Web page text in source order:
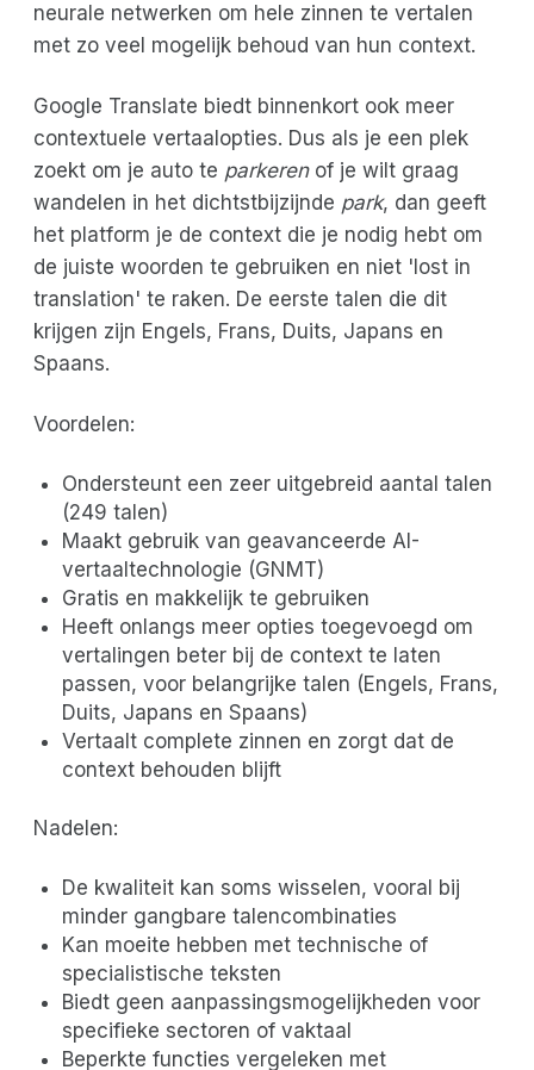
neurale netwerken om hele zinnen te vertalen
met zo veel mogelijk behoud van hun context.
Google Translate biedt binnenkort ook meer
contextuele vertaalopties. Dus als je een plek
zoekt om je auto te parkerenof je wilt graag
wandelen in het dichtstbijzijnde park, dan geeft
het platform je de context die je nodig hebt om
de juiste woorden te gebruiken en niet 'lost in
translation' te raken. De eerste talen die dit
krijgen zijn Engels, Frans, Duits, Japans en
Spaans.
Voordelen:
Ondersteunt een zeer uitgebreid aantal talen
(249 talen)
Maakt gebruik van geavanceerde AI-
vertaaltechnologie (GNMT)
Gratis en makkelijk te gebruiken
Heeft onlangs meer opties toegevoegd om
vertalingen beter bij de context te laten
passen, voor belangrijke talen (Engels, Frans,
Duits, Japans en Spaans)
Vertaalt complete zinnen en zorgt dat de
context behouden blijft
Nadelen:
De kwaliteit kan soms wisselen, vooral bij
minder gangbare talencombinaties
Kan moeite hebben met technische of
specialistische teksten
Biedt geen aanpassingsmogelijkheden voor
specifieke sectoren of vaktaal
Beperkte functies vergeleken met